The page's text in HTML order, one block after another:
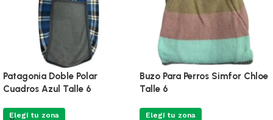
Patagonia Doble Polar
Cuadros Azul Talle 6
Elegí tu zona
Buzo Para Perros Simfor Chloe
Talle 6
Elegí tu zona